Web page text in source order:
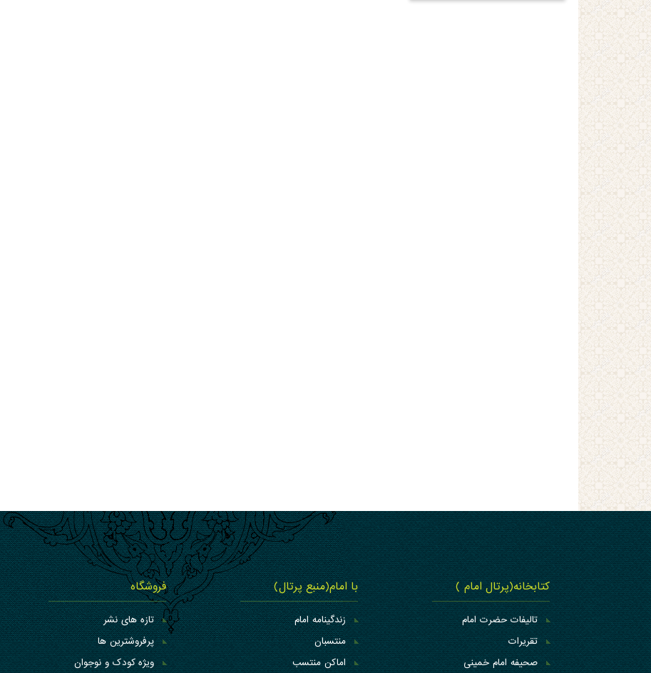
کتابخانه(پرتال امام )
تالیفات حضرت امام
تقریرات
صحیفه امام خمینی
با امام(منبع پرتال)
زندگینامه امام
منتسبان
اماکن منتسب
فروشگاه
تازه های نشر
پرفروشترین ها
ویژه کودک و نوجوان